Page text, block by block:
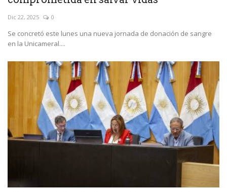
Dic 22, 2025 0
Se concretó este lunes una nueva jornada de donación de sangre
en la Unicameral....